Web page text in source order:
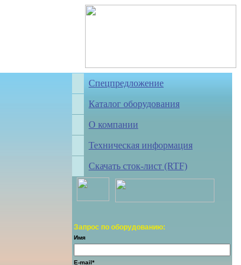
Спецпредложение
Каталог оборудования
О компании
Техническая информация
Скачать сток-лист (RTF)
Запрос по оборудованию:
Имя
E-mail*